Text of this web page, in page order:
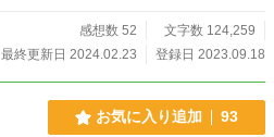
感想数 52
文字数 124,259
最終更新日 2024.02.23
登録日 2023.09.18
お気に入り追加 93